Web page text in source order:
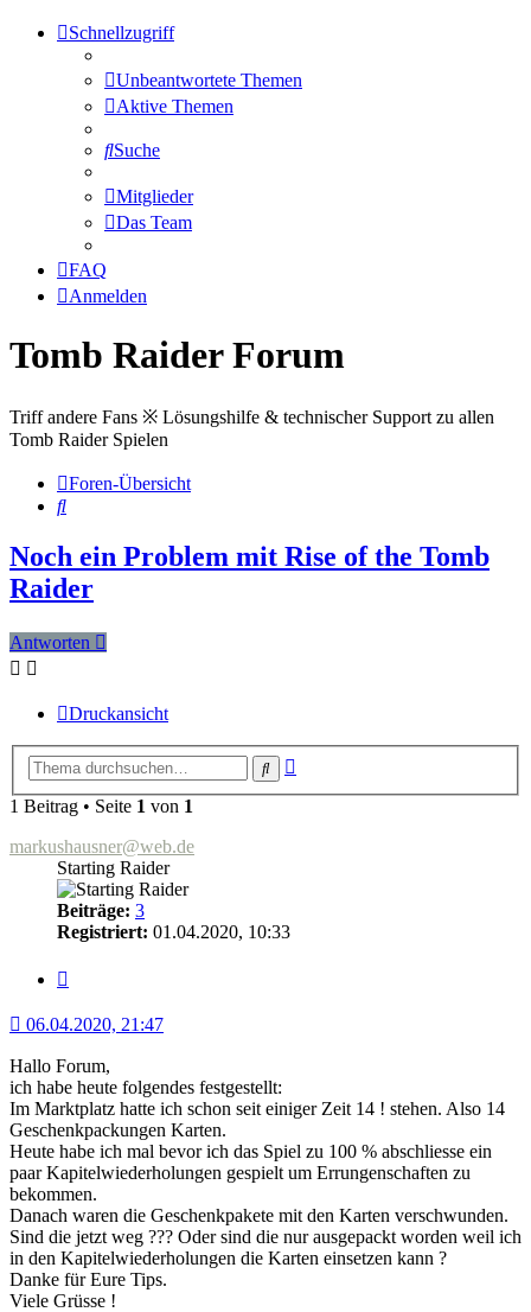
Schnellzugriff
Unbeantwortete Themen
Aktive Themen
Suche
Mitglieder
Das Team
FAQ
Anmelden
Tomb Raider Forum
Triff andere Fans ※ Lösungshilfe & technischer Support zu allen
Tomb Raider Spielen
Foren-Übersicht
Suche
Noch ein Problem mit Rise of the Tomb
Raider
Antworten
Druckansicht
Suche
1 Beitrag • Seite 1 von 1
markushausner@web.de
Starting Raider
Beiträge: 3
Registriert: 01.04.2020, 10:33
06.04.2020, 21:47
Hallo Forum,
ich habe heute folgendes festgestellt:
Im Marktplatz hatte ich schon seit einiger Zeit 14 ! stehen. Also 14
Geschenkpackungen Karten.
Heute habe ich mal bevor ich das Spiel zu 100 % abschliesse ein
paar Kapitelwiederholungen gespielt um Errungenschaften zu
bekommen.
Danach waren die Geschenkpakete mit den Karten verschwunden.
Sind die jetzt weg ??? Oder sind die nur ausgepackt worden weil ich
in den Kapitelwiederholungen die Karten einsetzen kann ?
Danke für Eure Tips.
Viele Grüsse !